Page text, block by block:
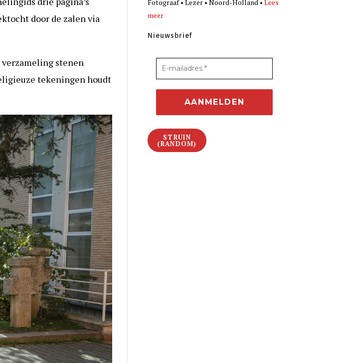
door de zalen via
verzameling stenen
tekeningen houdt
Fotograaf • Lezer • Noord-Holland • Lees
meer
Nieuwsbrief
STRUIN
(RANDOM)